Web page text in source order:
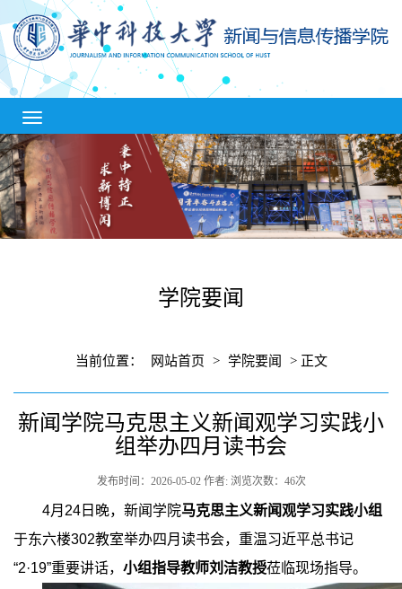
学院要闻
当前位置： 网站首页 > 学院要闻 > 正文
新闻学院马克思主义新闻观学习实践小
组举办四月读书会
发布时间：2026-05-02 作者: 浏览次数： 46次
4月 24 日晚，新闻学院马克思主义新闻观学习实践小组
于东六楼302教室举办四月读书会，重温习近平总书记
“2·19”重要讲话， 小组指导教师刘洁教授莅临现场指导。